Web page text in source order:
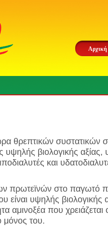
Αρχική
θρεπτικών συστατικών
υψηλής βιολογικής
και
πρωτεϊνών στο παγωτό
υψηλής βιολογικής
αμινοξέα που
μόνος του.